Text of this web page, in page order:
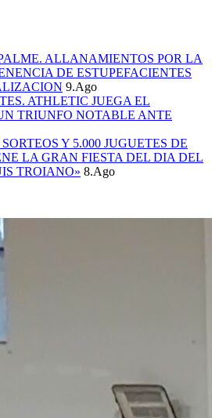
ALLANAMIENTOS POR LA
DE ESTUPEFACIENTES
9.Ago
ATHLETIC JUEGA EL
TRIUNFO NOTABLE ANTE
Y 5.000 JUGUETES DE
LA GRAN FIESTA DEL DIA DEL
TROIANO» 8.Ago